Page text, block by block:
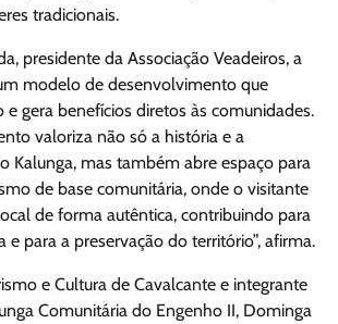
tradicionais.
presidente da Associação Veadeiros, a
modelo de desenvolvimento que
e gera benefícios diretos às comunidades.
valoriza não só a história e a
Kalunga, mas também abre espaço para
de base comunitária, onde o visitante
de forma autêntica, contribuindo para
e para a preservação do território”, afirma.
e Cultura de Cavalcante e integrante
Comunitária do Engenho II, Dominga